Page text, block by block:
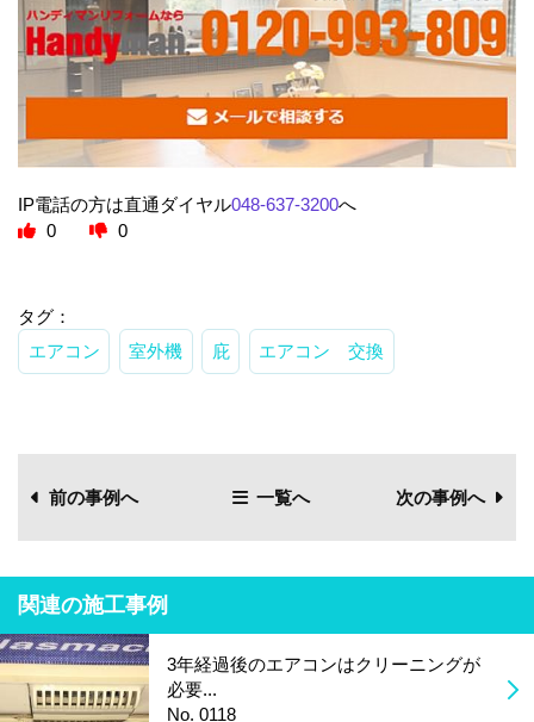
IP電話の方は直通ダイヤル048-637-3200へ
0
0
タグ：
エアコン
室外機 庇 エアコン 交換
前の事例へ 一覧へ 次の事例へ
関連の施工事例
3年経過後のエアコンはクリーニングが
必要...
No. 0118